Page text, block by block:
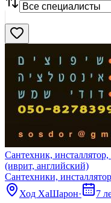
VIP С фото
Нашли
Сбросить
Сантехник,
(иврит, английский)
Сантехники,
Ход ХаШарон·
7